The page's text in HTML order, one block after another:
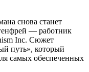
снова станет
— работник
Inc. Сюжет
путь», который
самых обеспеченных